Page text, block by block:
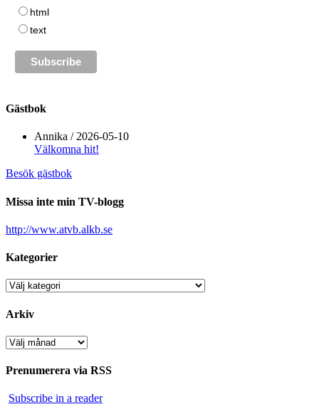
html
text
Gästbok
Annika / 2026-05-10
Välkomna hit!
Besök gästbok
Missa inte min TV-blogg
http://www.atvb.alkb.se
Kategorier
Kategorier
Arkiv
Arkiv
Prenumerera via RSS
Subscribe in a reader